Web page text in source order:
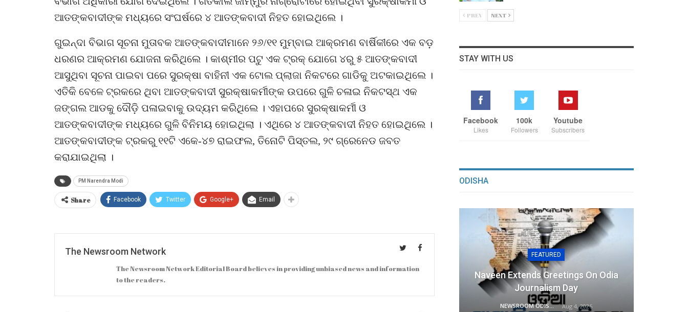
ଆତଙ୍କବାଦୀଙ୍କ ମଧ୍ୟରେ ସଂଘର୍ଷରେ ୪ ଆତଙ୍କବାଦୀ ନିହତ ହୋଇଥିଲେ ।
ଗୁଇନ୍ଦା ବିଭାଗ ସୂଚନା ମୁତାବକ ଆତଙ୍କବାଦୀମାନେ ୨୬/୧୧ ମୁମ୍ବାଇ ଆକ୍ରମଣ ବାର୍ଷିକୀରେ ଏକ ବଡ଼
ଧରଣର ଆକ୍ରମଣ ଯୋଜନା କରିଥିଲେ । କାଶ୍ମୀର ପଟୁ ଏକ ଟ୍ରକ୍ ଯୋଗେ ୪ରୁ ୫ ଆତଙ୍କବାଦୀ
ଆସୁଥିବା ସୂଚନା ପାଇବା ପରେ ସୁରକ୍ଷା ବାହିନୀ ଏକ ଟୋଲ ପ୍ଲାଜା ନିକଟରେ ଗାଡିକୁ ଅଟକାଇଥିଲେ ।
ଏତିକି ବେଳେ ଟ୍ରକରେ ଥିବା ଆତଙ୍କବାଦୀ ସୁରକ୍ଷାକର୍ମୀଙ୍କ ଉପରେ ଗୁଳି ଚଳାଇ ନିକଟସ୍ଥ ଏକ
ଜଙ୍ଗଲ ଆଡକୁ ଦୌଡ଼ି ପଳାଇବାକୁ ଉଦ୍ୟମ କରିଥିଲେ । ଏହାପରେ ସୁରକ୍ଷାକର୍ମୀ ଓ
ଆତଙ୍କବାଦୀଙ୍କ ମଧ୍ୟରେ ଗୁଳି ବିନିମୟ ହୋଇଥିଲା । ଏଥିରେ ୪ ଆତଙ୍କବାଦୀ ନିହତ ହୋଇଥିଲେ ।
ଆତଙ୍କବାଦୀଙ୍କ ଟ୍ରକରୁ ୧୧ଟି ଏକେ-୪୭ ରାଇଫଲ, ତିନୋଟି ପିସ୍ତଲ, ୨୯ ଗ୍ରେନେଡ ଜବତ
କରାଯାଇଥିଲା ।
PM Narendra Modi
Share Facebook Twitter Google+ Email
The Newsroom Network
The Newsroom Network Editorial Board believes in providing unbiased news and information
to the readers.
PREV NEXT
STAY WITH US
Facebook
Likes
100k
Followers
Youtube
Subscribers
ODISHA
FEATURED
Naveen Extends Greetings On Odia
Journalism Day
NEWSROOM ODISHA NETWORK Aug 4, 2026